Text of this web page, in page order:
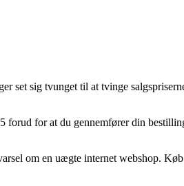
set sig tvunget til at tvinge
forud for at du gennemfører din
om en uægte internet webshop.